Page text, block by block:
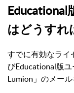
はどうすれ
すでに有効なライ
びEducational版
Lumion」のメール